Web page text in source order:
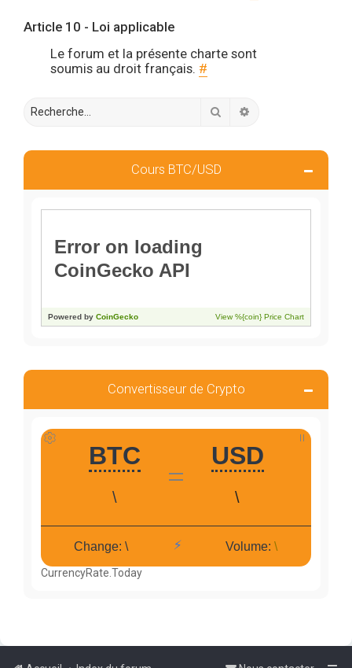
Article 10 - Loi applicable
Le forum et la présente charte sont
soumis au droit français. #
Rechercher
Cours BTC/USD
Convertisseur de Crypto
CurrencyRate.Today